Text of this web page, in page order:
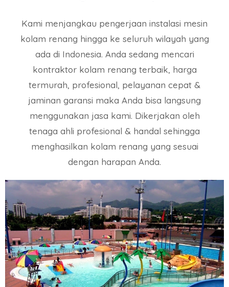
Kami menjangkau pengerjaan instalasi mesin
kolam renang hingga ke seluruh wilayah yang
ada di Indonesia. Anda sedang mencari
kontraktor kolam renang terbaik, harga
termurah, profesional, pelayanan cepat &
jaminan garansi maka Anda bisa langsung
menggunakan jasa kami. Dikerjakan oleh
tenaga ahli profesional & handal sehingga
menghasilkan kolam renang yang sesuai
dengan harapan Anda.